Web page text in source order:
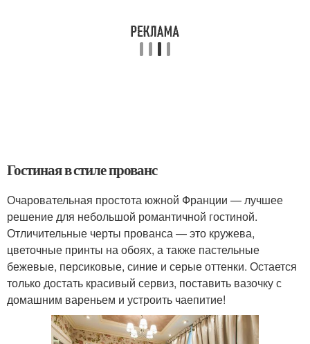
Гостиная в стиле прованс
Очаровательная простота южной Франции — лучшее
решение для небольшой романтичной гостиной.
Отличительные черты прованса — это кружева,
цветочные принты на обоях, а также пастельные
бежевые, персиковые, синие и серые оттенки. Остается
только достать красивый сервиз, поставить вазочку с
домашним вареньем и устроить чаепитие!